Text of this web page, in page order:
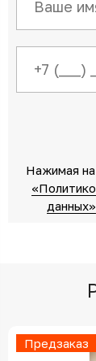
Нажимая
данных»‎
Предзаказ